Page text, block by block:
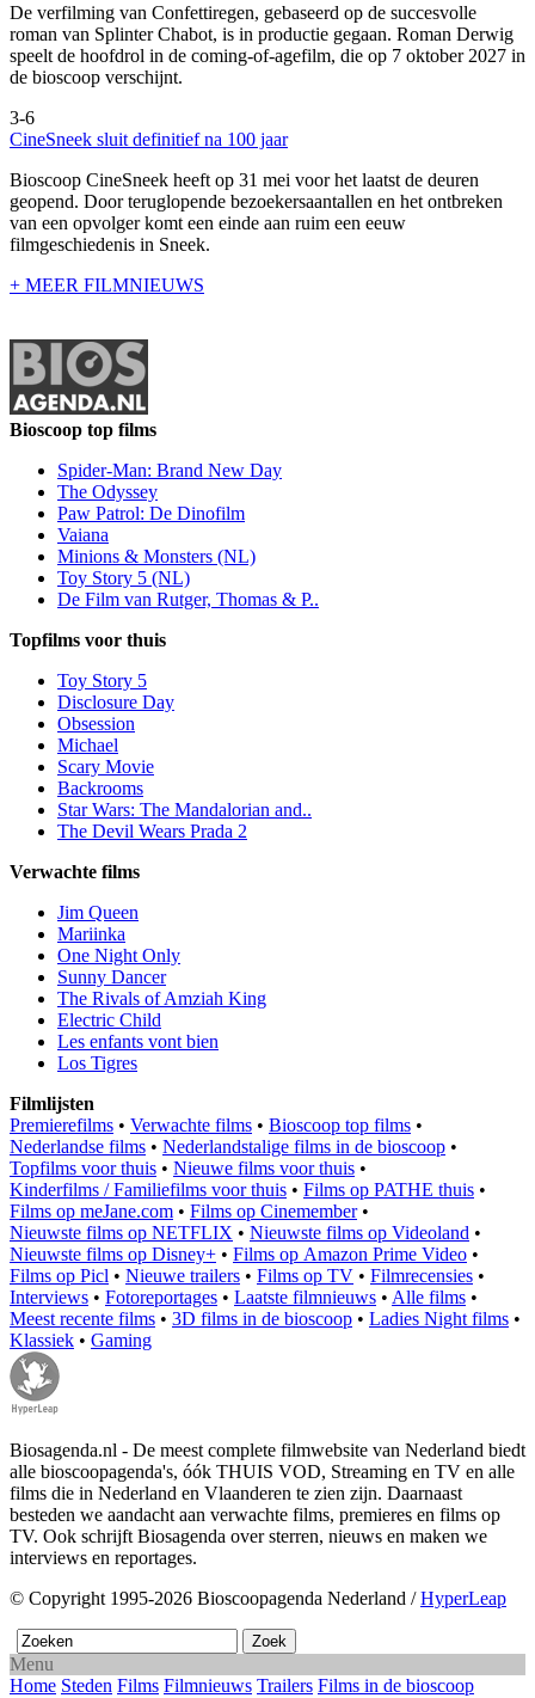
De verfilming van Confettiregen, gebaseerd op de succesvolle
roman van Splinter Chabot, is in productie gegaan. Roman Derwig
speelt de hoofdrol in de coming-of-agefilm, die op 7 oktober 2027 in
de bioscoop verschijnt.
3-6
CineSneek sluit definitief na 100 jaar
Bioscoop CineSneek heeft op 31 mei voor het laatst de deuren
geopend. Door teruglopende bezoekersaantallen en het ontbreken
van een opvolger komt een einde aan ruim een eeuw
filmgeschiedenis in Sneek.
+ MEER FILMNIEUWS
Bioscoop top films
Spider-Man: Brand New Day
The Odyssey
Paw Patrol: De Dinofilm
Vaiana
Minions & Monsters (NL)
Toy Story 5 (NL)
De Film van Rutger, Thomas & P..
Topfilms voor thuis
Toy Story 5
Disclosure Day
Obsession
Michael
Scary Movie
Backrooms
Star Wars: The Mandalorian and..
The Devil Wears Prada 2
Verwachte films
Jim Queen
Mariinka
One Night Only
Sunny Dancer
The Rivals of Amziah King
Electric Child
Les enfants vont bien
Los Tigres
Filmlijsten
Premierefilms • Verwachte films • Bioscoop top films •
Nederlandse films • Nederlandstalige films in de bioscoop •
Topfilms voor thuis • Nieuwe films voor thuis •
Kinderfilms / Familiefilms voor thuis • Films op PATHE thuis •
Films op meJane.com • Films op Cinemember•
Nieuwste films op NETFLIX • Nieuwste films op Videoland •
Nieuwste films op Disney+ • Films op Amazon Prime Video •
Films op Picl • Nieuwe trailers • Films op TV • Filmrecensies •
Interviews • Fotoreportages • Laatste filmnieuws • Alle films •
Meest recente films • 3D films in de bioscoop • Ladies Night films •
Klassiek • Gaming
Biosagenda.nl - De meest complete filmwebsite van Nederland biedt
alle bioscoopagenda's, óók THUIS VOD, Streaming en TV en alle
films die in Nederland en Vlaanderen te zien zijn. Daarnaast
besteden we aandacht aan verwachte films, premieres en films op
TV. Ook schrijft Biosagenda over sterren, nieuws en maken we
interviews en reportages.
© Copyright 1995-2026 Bioscoopagenda Nederland /HyperLeap
Menu
Home Steden Films Filmnieuws Trailers Films in de bioscoop